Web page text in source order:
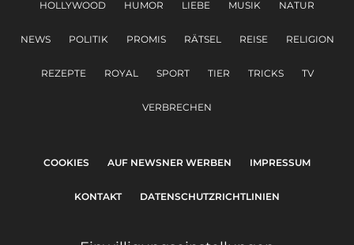
HOLLYWOOD HUMOR LIEBE MUSIK NATUR
NEWS POLITIK PROMIS RÄTSEL REISE RELIGION
REZEPTE ROYAL SPORT TIER TRICKS TV
VERBRECHEN
COOKIES AUF NEWSNER WERBEN IMPRESSUM
KONTAKT DATENSCHUTZRICHTLINIEN